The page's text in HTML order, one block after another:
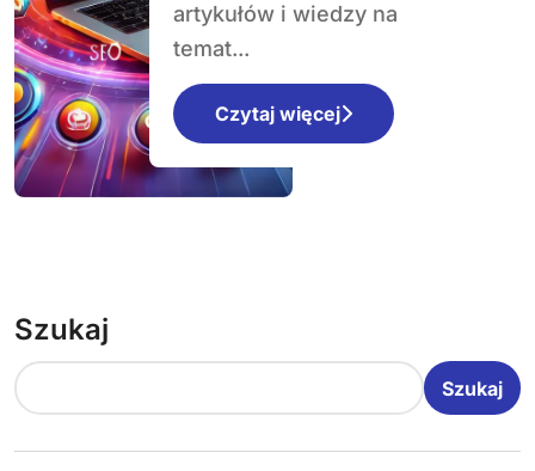
artykułów i wiedzy na
temat...
Czytaj więcej
Szukaj
Szukaj